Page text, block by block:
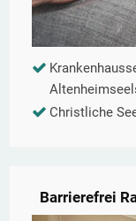
Christliche
Barrierefrei